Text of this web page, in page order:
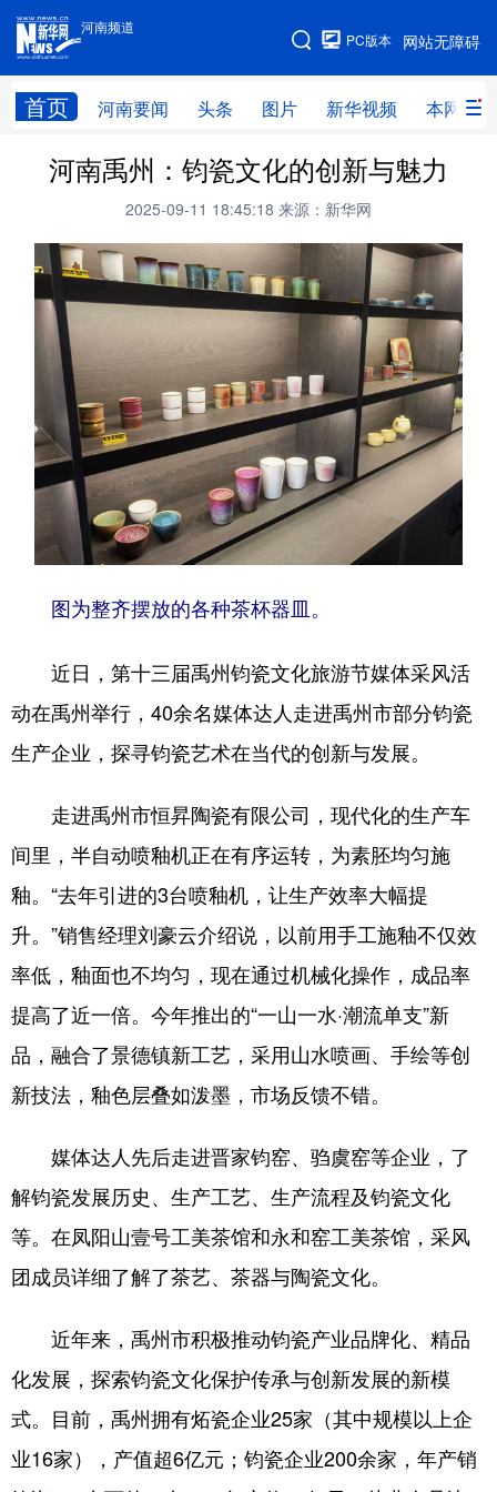
河南频道
网站无障碍
PC版本
首页 河南要闻 头条 图片 新华视频 本网原创
河南频道
网站地图
频道首页 河南要闻 头条
本网原创
直播 新华社记者看河南 领导活动报道集
廉政 人事 新华视频
专题 网群推广 地方动态
乡村振兴 工业能源 科教兴省
民生社会 医疗健康 金融兴豫
文旅新探 豫股百家
山西 辽宁 吉林
上海 江苏 浙江
安徽 福建 江西
山东 河南 湖北
湖南 广东 广西
海南 重庆 四川
陕西 甘肃 青海
宁夏 新疆 内蒙古
黑龙江
English Español Français
عربى Русский язык
Português
河南禹州：钧瓷文化的创新与魅力
2025-09-11 18:45:18 来源：新华网
图为整齐摆放的各种茶杯器皿。
近日，第十三届禹州钧瓷文化旅游节媒体采风活
动在禹州举行，40余名媒体达人走进禹州市部分钧瓷
生产企业，探寻钧瓷艺术在当代的创新与发展。
走进禹州市恒昇陶瓷有限公司，现代化的生产车
间里，半自动喷釉机正在有序运转，为素胚均匀施
釉。“去年引进的3台喷釉机，让生产效率大幅提
升。”销售经理刘豪云介绍说，以前用手工施釉不仅效
率低，釉面也不均匀，现在通过机械化操作，成品率
提高了近一倍。今年推出的“一山一水·潮流单支”新
品，融合了景德镇新工艺，采用山水喷画、手绘等创
新技法，釉色层叠如泼墨，市场反馈不错。
媒体达人先后走进晋家钧窑、驺虞窑等企业，了
解钧瓷发展历史、生产工艺、生产流程及钧瓷文化
等。在凤阳山壹号工美茶馆和永和窑工美茶馆，采风
团成员详细了解了茶艺、茶器与陶瓷文化。
近年来，禹州市积极推动钧瓷产业品牌化、精品
化发展，探索钧瓷文化保护传承与创新发展的新模
式。目前，禹州拥有炻瓷企业25家（其中规模以上企
业16家），产值超6亿元；钧瓷企业200余家，年产销